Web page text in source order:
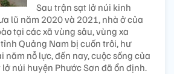
Sau trận sạt lở núi kinh
lũ năm 2020 và 2021, nhà ở của
tại các xã vùng sâu, vùng xa
Quảng Nam bị cuốn trôi, hư
năm nỗ lực, đến nay, cuộc sống của
núi huyện Phước Sơn đã ổn định.